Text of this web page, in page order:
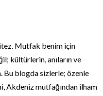
Mutfak benim için
kültürlerin, anıların ve
Bu blogda sizlerle; özenle
Akdeniz mutfağından ilham